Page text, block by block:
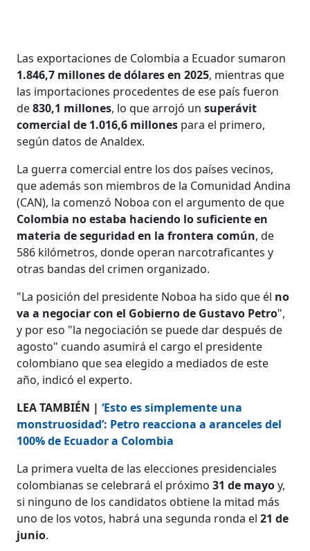
Las exportaciones de Colombia a Ecuador sumaron
1.846,7 millones de dólares en 2025, mientras que
las importaciones procedentes de ese país fueron
de830,1 millones, lo que arrojó unsuperávit
comercial de 1.016,6 millones para el primero,
según datos de Analdex.
La guerra comercial entre los dos países vecinos,
que además son miembros de la Comunidad Andina
(CAN), la comenzó Noboa con el argumento de que
Colombia no estaba haciendo lo suficiente en
materia de seguridad en la frontera común, de
586 kilómetros, donde operan narcotraficantes y
otras bandas del crimen organizado.
"La posición del presidente Noboa ha sido que él no
va a negociar con el Gobierno de Gustavo Petro",
y por eso "la negociación se puede dar después de
agosto" cuando asumirá el cargo el presidente
colombiano que sea elegido a mediados de este
año, indicó el experto.
LEA TAMBIÉN |‘Esto es simplemente una
monstruosidad’: Petro reacciona a aranceles del
100% de Ecuador a Colombia
La primera vuelta de las elecciones presidenciales
colombianas se celebrará el próximo31 de mayoy,
si ninguno de los candidatos obtiene la mitad más
uno de los votos, habrá una segunda ronda el21 de
junio.